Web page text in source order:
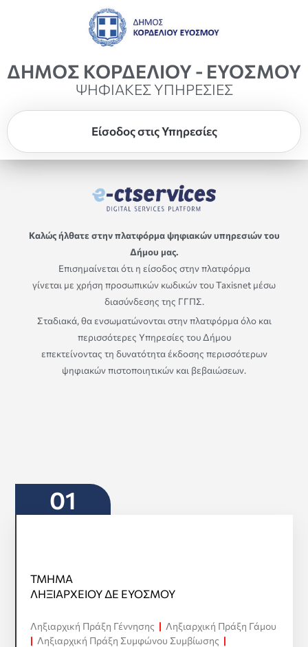
ΔΗΜΟΣ ΚΟΡΔΕΛΙΟΥ - ΕΥΟΣΜΟΥ
ΨΗΦΙΑΚΕΣ ΥΠΗΡΕΣΙΕΣ
Είσοδος στις Υπηρεσίες
Καλώς ήλθατε στην πλατφόρμα ψηφιακών υπηρεσιών του
Δήμου μας.
Επισημαίνεται ότι η είσοδος στην πλατφόρμα
γίνεται με χρήση προσωπικών κωδικών του Taxisnet μέσω
διασύνδεσης της ΓΓΠΣ.
Σταδιακά, θα ενσωματώνονται στην πλατφόρμα όλο και
περισσότερες Υπηρεσίες του Δήμου
επεκτείνοντας τη δυνατότητα έκδοσης περισσότερων
ψηφιακών πιστοποιητικών και βεβαιώσεων.
01
ΤΜΗΜΑ
ΛΗΞΙΑΡΧΕΙΟΥ ΔΕ ΕΥΟΣΜΟΥ
Ληξιαρχική Πράξη Γέννησης | Ληξιαρχική Πράξη Γάμου
| Ληξιαρχική Πράξη Συμφώνου Συμβίωσης |
ΤΜΗΜΑ
ΛΗΞΙΑΡΧΕΙΟΥ ΔΕ ΕΥΟΣΜΟΥ
Προβολή όλων